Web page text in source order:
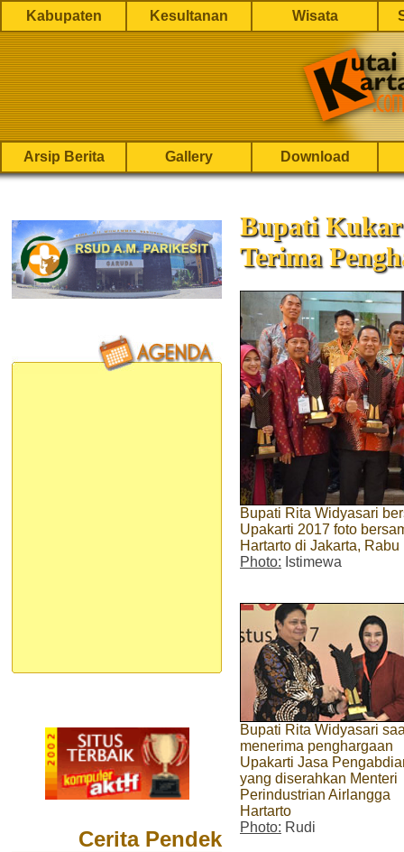
Kabupaten Kesultanan Wisata
Arsip Berita Gallery Download
Cerita Pendek
Bupati
Terima
Bupati Rita Widyasari
Upakarti 2017 foto
Hartarto di Jakarta,
Photo: Istimewa
Bupati Rita Widyasari
menerima penghargaan
Upakarti Jasa
yang diserahkan Menteri
Perindustrian Airlangga
Hartarto
Photo: Rudi